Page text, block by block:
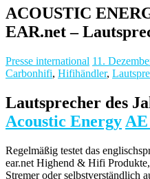
ACOUSTIC
EAR.net –
Presse international 11.
Carbonhifi, Hifihändler,
Lautsprecher des
Acoustic Energy
Regelmäßig testet das
ear.net Highend & Hifi
Stremer oder selbstverständlich